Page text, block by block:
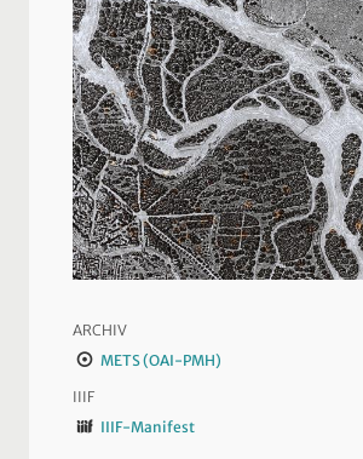
ARCHIV
METS (OAI-PMH)
IIIF
IIIF-Manifest